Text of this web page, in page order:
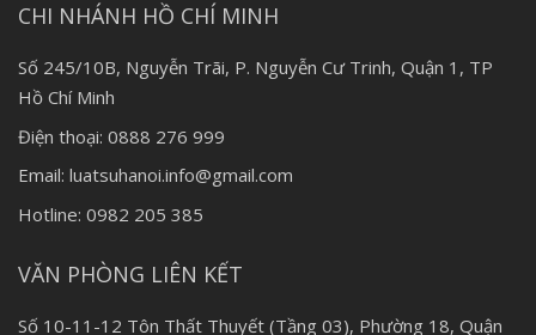
CHI NHÁNH HỒ CHÍ MINH
Số 245/10B, Nguyễn Trãi, P. Nguyễn Cư Trinh, Quận 1, TP
Hồ Chí Minh
Điện thoại: 0888 276 999
Email: luatsuhanoi.info@gmail.com
Hotline: 0982 205 385
VĂN PHÒNG LIÊN KẾT
Số 10-11-12 Tôn Thất Thuyết (Tầng 03), Phường 18, Quận